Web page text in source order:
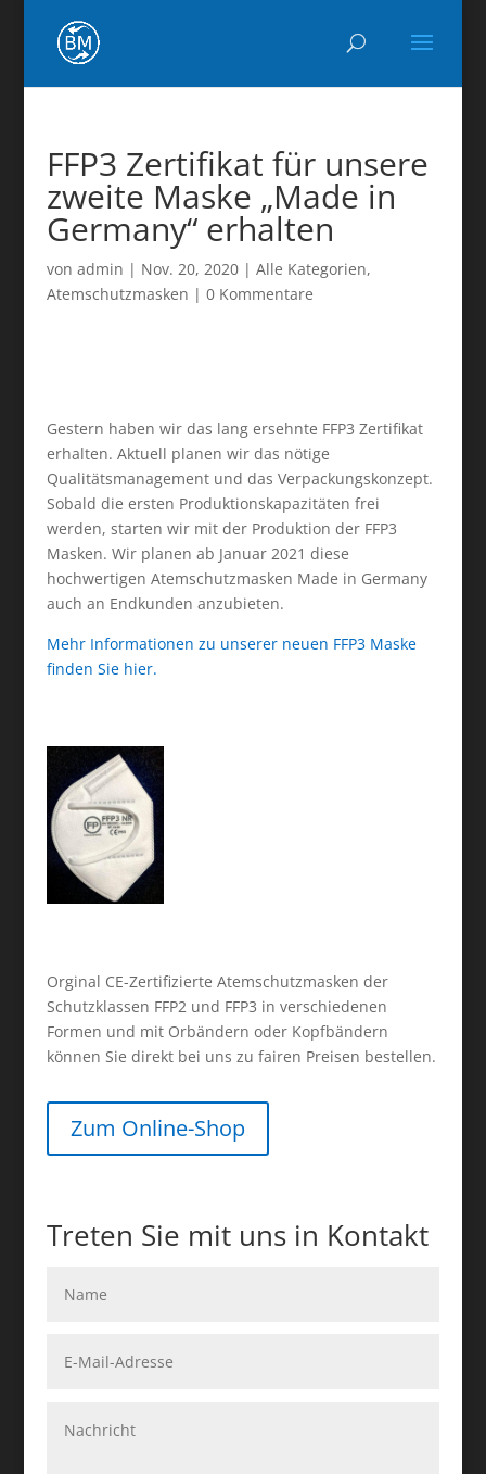
FFP3 Zertifikat für unsere
zweite Maske „Made in
Germany“ erhalten
von admin | Nov. 20, 2020| Alle Kategorien,
Atemschutzmasken | 0 Kommentare
Gestern haben wir das lang ersehnte FFP3 Zertifikat
erhalten. Aktuell planen wir das nötige
Qualitätsmanagement und das Verpackungskonzept.
Sobald die ersten Produktionskapazitäten frei
werden, starten wir mit der Produktion der FFP3
Masken. Wir planen ab Januar 2021 diese
hochwertigen Atemschutzmasken Made in Germany
auch an Endkunden anzubieten.
Mehr Informationen zu unserer neuen FFP3 Maske
finden Sie hier.
Orginal CE-Zertifizierte Atemschutzmasken der
Schutzklassen FFP2 und FFP3 in verschiedenen
Formen und mit Orbändern oder Kopfbändern
können Sie direkt bei uns zu fairen Preisen bestellen.
Zum Online-Shop
Treten Sie mit uns in Kontakt